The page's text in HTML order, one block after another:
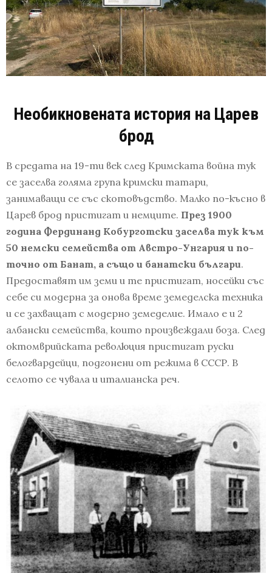
Необикновената история на Царев
брод
В средата на 19-ти век след Кримската война тук
се заселва голяма група кримски татари,
занимаващи се със скотовъдство. Малко по-късно в
Царев брод пристигат и немците. През 1900
година Фердинанд Кобурготски заселва тук към
50 немски семейства от Австро-Унгария и по-
точно от Банат, а също и банатски българи.
Предоставят им земи и те пристигат, носейки със
себе си модерна за онова време земеделска техника
и се захващат с модерно земеделие. Имало е и 2
албански семейства, които произвеждали боза. След
октомврийската революция пристигат руски
белогвардейци, подгонени от режима в СССР. В
селото се чувала и италианска реч.